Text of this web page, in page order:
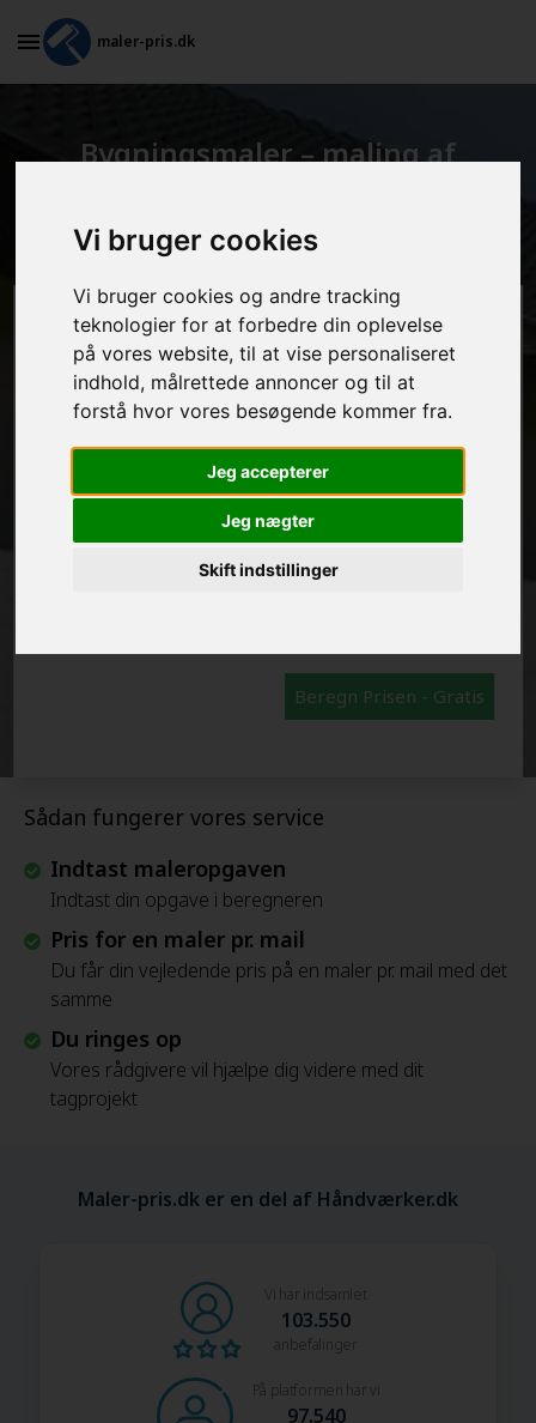
Vi bruger cookies
Vi bruger cookies og andre tracking
teknologier for at forbedre din oplevelse
på vores website, til at vise personaliseret
indhold, målrettede annoncer og til at
forstå hvor vores besøgende kommer fra.
Jeg accepterer
Jeg nægter
Skift indstillinger
maler-pris.dk
Bygningsmaler – maling af
Uldum
Sådan fungerer vores service
Indtast maleropgaven
Indtast din opgave i beregneren
Pris for en maler pr. mail
Du får din vejledende pris på en maler pr. mail med det
samme
Du ringes op
Vores rådgivere vil hjælpe dig videre med dit
tagprojekt
Beregn prisen her
MALEROPGAVER - INDVENDIGT:
MALEROPGAVER - UDVENDIGT:
FRAFLYTNINGSPAKKE:
Beregn Prisen - Gratis
Maler-pris.dk er en del af Håndværker.dk
Vi har indsamlet
103.550
anbefalinger
På platformen har vi
97.540